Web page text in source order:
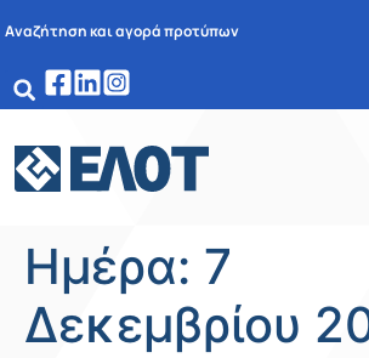
Αναζήτηση και αγορά προτύπων
Ημέρα: 7
Δεκεμβρίου